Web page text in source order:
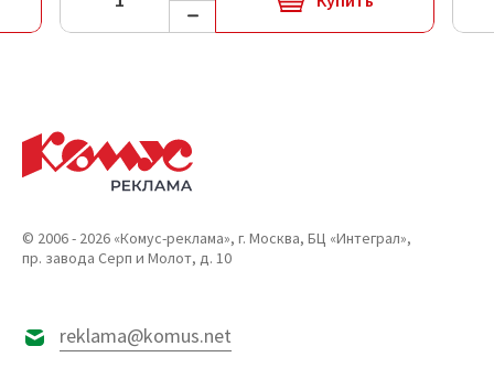
© 2006 - 2026 «Комус-реклама», г. Москва, БЦ «Интеграл»,
пр. завода Серп и Молот, д. 10
reklama@komus.net